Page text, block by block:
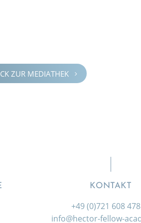
ZUR MEDIA­THEK 5
KONTAKT
+49 (0)721 608
info@hector-fellow-